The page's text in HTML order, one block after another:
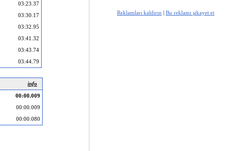
03:23.37
03:30.17
03:32.95
03:41.32
03:43.74
03:44.79
info
00:00.009
00:00.009
00:00.080
Reklamları kaldırın | Bu reklamı şikayet et